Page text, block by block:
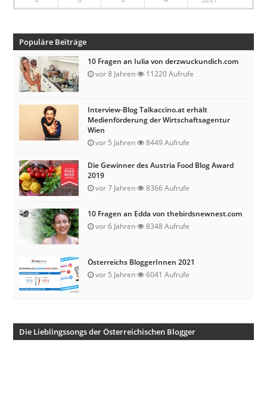
Populäre Beiträge
10 Fragen an Iulia von derzwuckundich.com
vor 8 Jahren
11220 Aufrufe
Interview-Blog Talkaccino.at erhält
Medienförderung der Wirtschaftsagentur
Wien
vor 5 Jahren
8449 Aufrufe
Die Gewinner des Austria Food Blog Award
2019
vor 7 Jahren
8366 Aufrufe
10 Fragen an Edda von thebirdsnewnest.com
vor 6 Jahren
8348 Aufrufe
Österreichs BloggerInnen 2021
vor 5 Jahren
6041 Aufrufe
Die Lieblingssongs der Österreichischen Blogger